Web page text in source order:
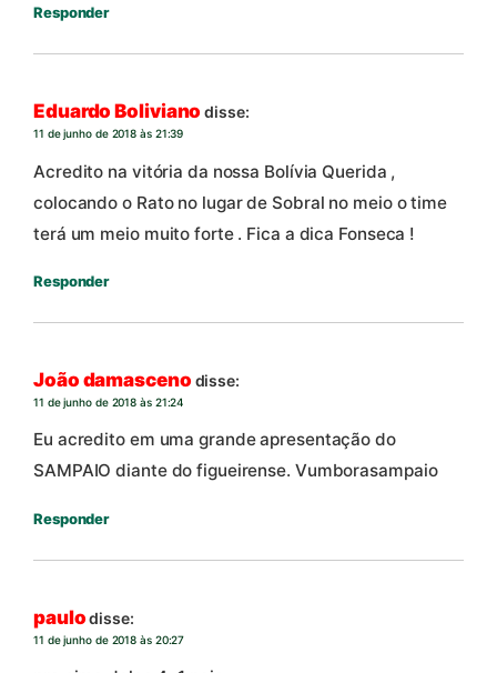
Responder
Eduardo Boliviano disse:
11 de junho de 2018 às 21:39
Acredito na vitória da nossa Bolívia Querida ,
colocando o Rato no lugar de Sobral no meio o time
terá um meio muito forte . Fica a dica Fonseca !
Responder
João damasceno disse:
11 de junho de 2018 às 21:24
Eu acredito em uma grande apresentação do
SAMPAIO diante do figueirense. Vumborasampaio
Responder
paulo disse:
11 de junho de 2018 às 20:27